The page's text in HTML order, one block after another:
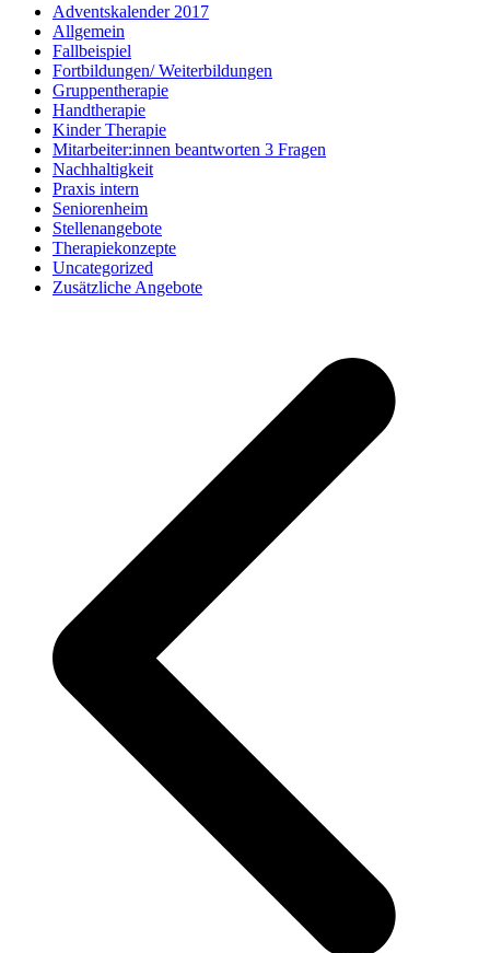
Adventskalender 2017
Allgemein
Fallbeispiel
Fortbildungen/ Weiterbildungen
Gruppentherapie
Handtherapie
Kinder Therapie
Mitarbeiter:innen beantworten 3 Fragen
Nachhaltigkeit
Praxis intern
Seniorenheim
Stellenangebote
Therapiekonzepte
Uncategorized
Zusätzliche Angebote